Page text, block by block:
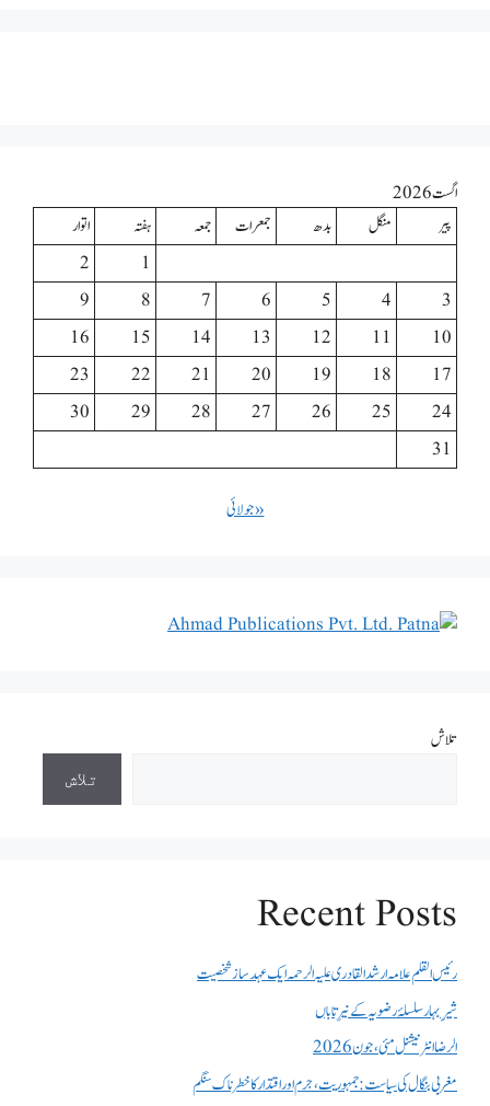
اگست 2026
پیر
منگل بدھ جمعرات جمعہ ہفتہ
اتوار
1
2
3
4
5
6
7
8
9
10
11
12
13
14
15
16
17
18
19
20
21
22
23
24
25
26
27
28
29
30
31
« جولائی
تلاش
تلاش
Recent Posts
رئیس القلم علامہ ارشد القادری علیہ الرحمہ ایک عہد ساز شخصیت
شیرِ بہار سلسلۂ رضویہ کے نیرِ تاباں
الرضا انٹر نیشنل مئی، جون 2026
مغربی بنگال کی سیاست:جمہوریت، جرم اور اقتدار کا خطرناک سنگم